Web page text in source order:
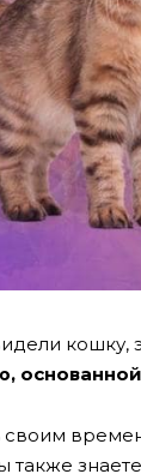
кошку,
своим
также